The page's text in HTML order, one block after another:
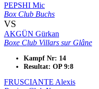
PEPSHI Mic
Box Club Buchs
VS
AKGÜN Gürkan
Boxe Club Villars sur Glâne
Kampf Nr: 14
Resultat: OP 9:8
FRUSCIANTE Alexis